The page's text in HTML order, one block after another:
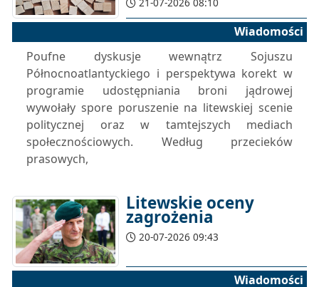
Wiadomości
Poufne dyskusje wewnątrz Sojuszu
Północnoatlantyckiego i perspektywa korekt w
programie udostępniania broni jądrowej
wywołały spore poruszenie na litewskiej scenie
politycznej oraz w tamtejszych mediach
społecznościowych. Według przecieków
prasowych,
Litewskie oceny
zagrożenia
20-07-2026 09:43
Wiadomości